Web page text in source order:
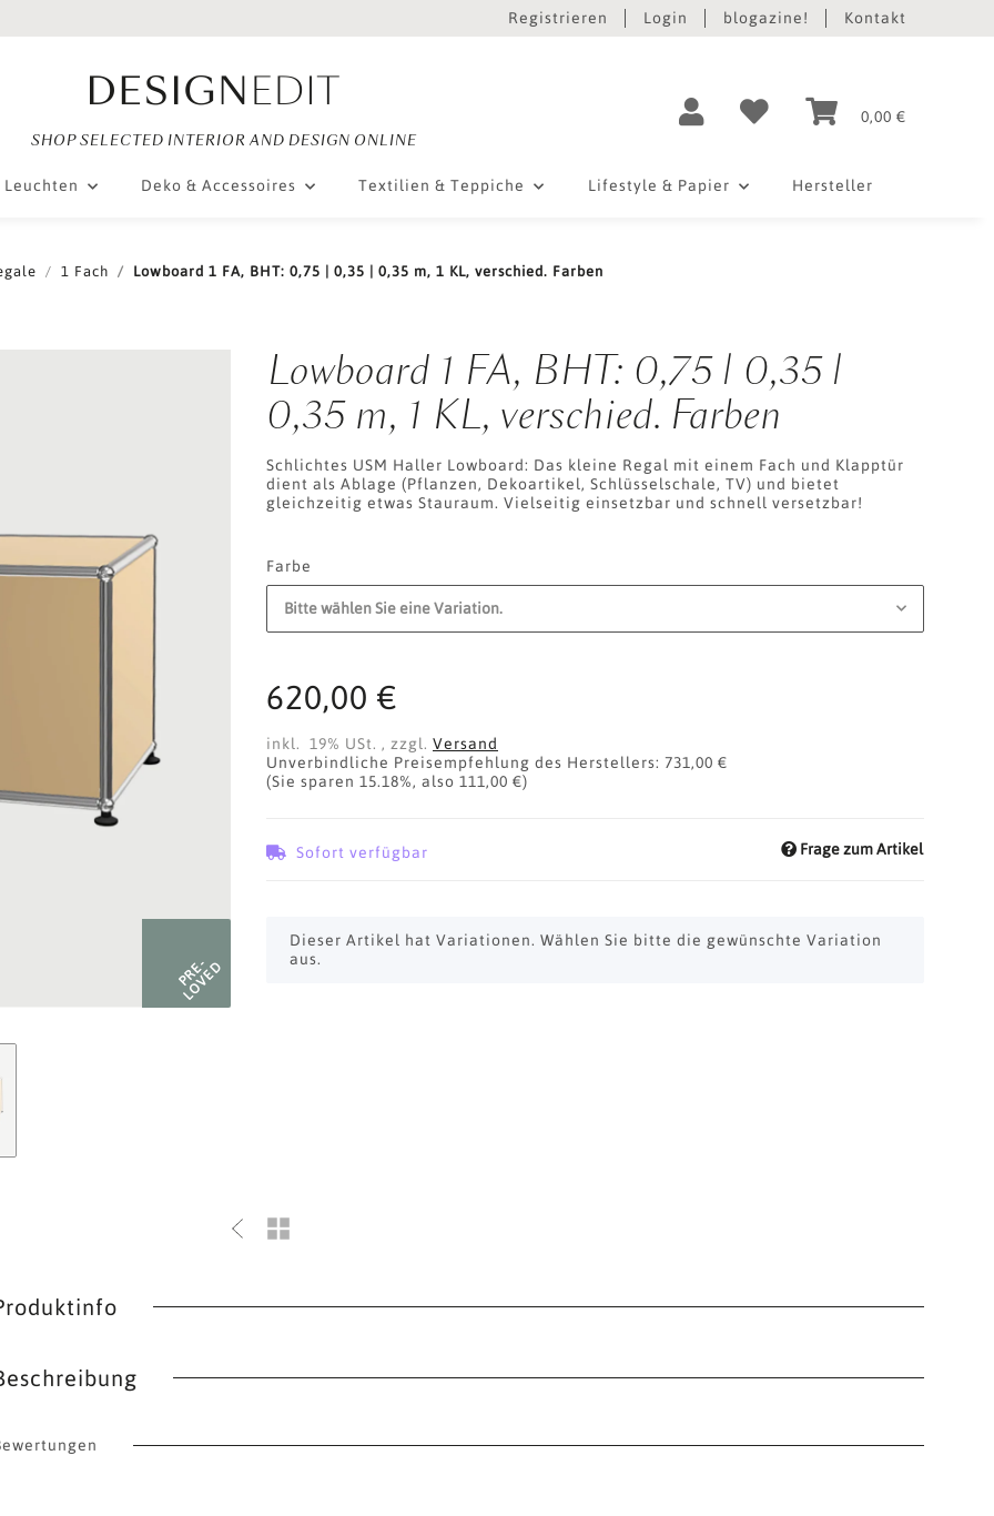
Registrieren Login blogazine! Kontakt
SHOP SELECTED INTERIOR AND DESIGN ONLINE
0,00 €
Leuchten Deko & Accessoires Textilien & Teppiche Lifestyle & Papier Hersteller
1 Fach Lowboard 1 FA, BHT: 0,75 | 0,35 | 0,35 m, 1 KL, verschied. Farben
PRE-
LOVED
Lowboard 1 FA, BHT: 0,75 | 0,35 |
0,35 m, 1 KL, verschied. Farben
Schlichtes USM Haller Lowboard: Das kleine Regal mit einem Fach und Klapptür
dient als Ablage (Pflanzen, Dekoartikel, Schlüsselschale, TV) und bietet
gleichzeitig etwas Stauraum. Vielseitig einsetzbar und schnell versetzbar!
Farbe
Bitte wählen Sie eine Variation.
620,00 €
inkl. 19% USt. , zzgl. Versand
Unverbindliche Preisempfehlung des Herstellers: 731,00 €
(Sie sparen 15.18%, also 111,00 €)
Sofort verfügbar Frage zum Artikel
x
Dieser Artikel hat Variationen. Wählen Sie bitte die gewünschte Variation
aus.